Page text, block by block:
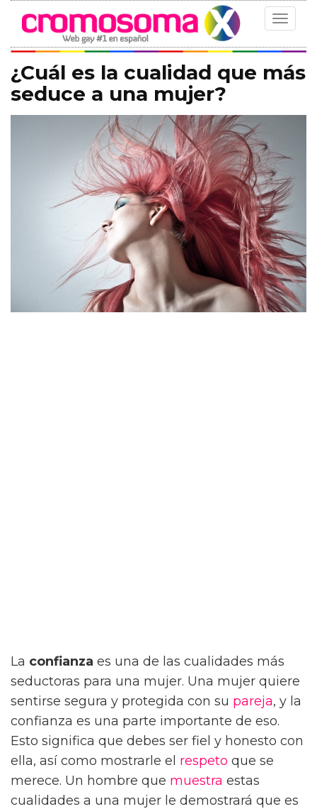
Toggle
¿Cuál es la cualidad que más
seduce a una mujer?
La confianza es una de las cualidades más
seductoras para una mujer. Una mujer quiere
sentirse segura y protegida con su pareja, y la
confianza es una parte importante de eso.
Esto significa que debes ser fiel y honesto con
ella, así como mostrarle el respeto que se
merece. Un hombre que muestra estas
cualidades a una mujer le demostrará que es